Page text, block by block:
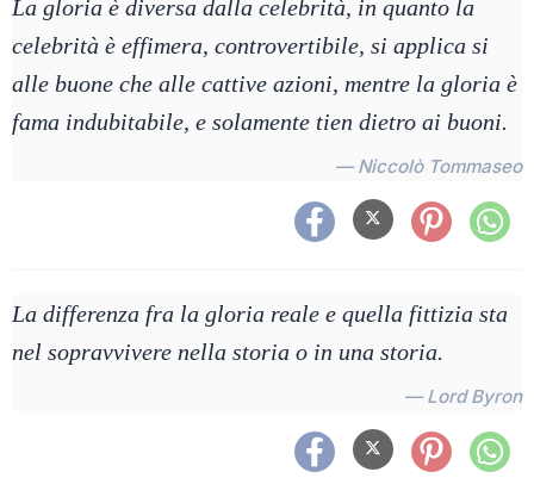
La gloria è diversa dalla celebrità, in quanto la
celebrità è effimera, controvertibile, si applica si
alle buone che alle cattive azioni, mentre la gloria è
fama indubitabile, e solamente tien dietro ai buoni.
— Niccolò Tommaseo
La differenza fra la gloria reale e quella fittizia sta
nel sopravvivere nella storia o in una storia.
— Lord Byron